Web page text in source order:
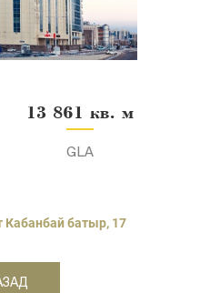
13 861 кв. м
GLA
Кабанбай батыр, 17